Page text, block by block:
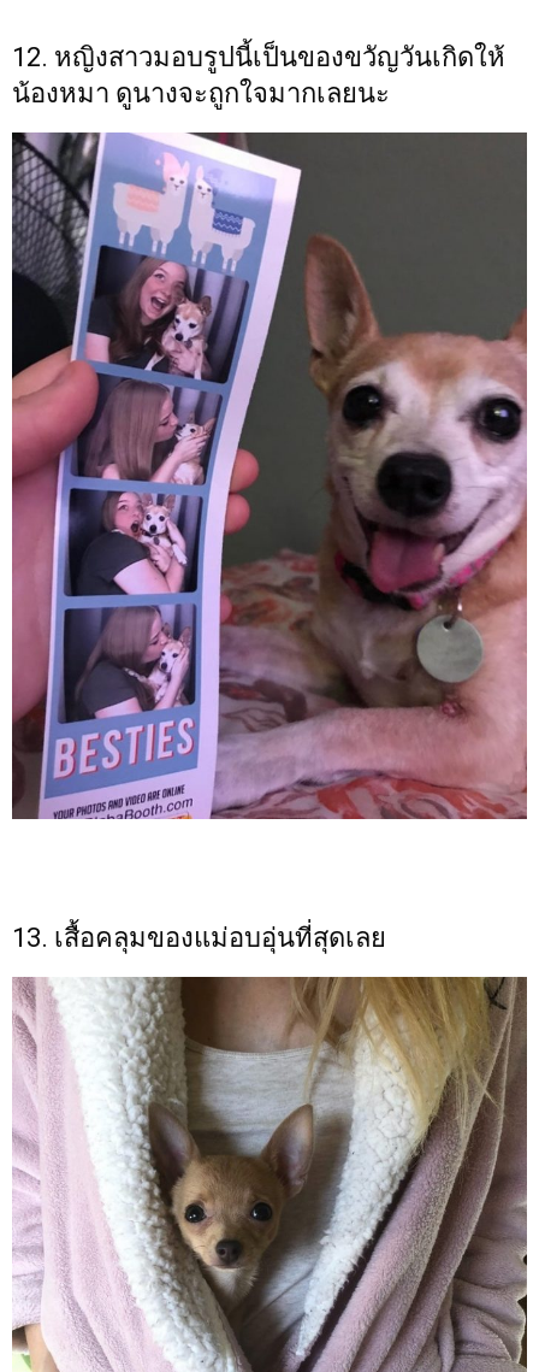
12. หญิงสาวมอบรูปนี้เป็นของขวัญวันเกิดให้
น้องหมา ดูนางจะถูกใจมากเลยนะ
13. เสื้อคลุมของแม่อบอุ่นที่สุดเลย